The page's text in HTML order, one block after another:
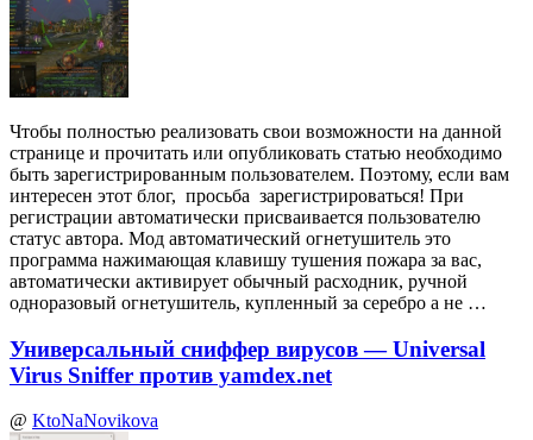
Чтобы полностью реализовать свои возможности на данной
странице и прочитать или опубликовать статью необходимо
быть зарегистрированным пользователем. Поэтому, если вам
интересен этот блог, просьба зарегистрироваться! При
регистрации автоматически присваивается пользователю
статус автора. Мод автоматический огнетушитель это
программа нажимающая клавишу тушения пожара за вас,
автоматически активирует обычный расходник, ручной
одноразовый огнетушитель, купленный за серебро а не …
Универсальный сниффер вирусов — Universal
Virus Sniffer против yamdex.net
@ KtoNaNovikova